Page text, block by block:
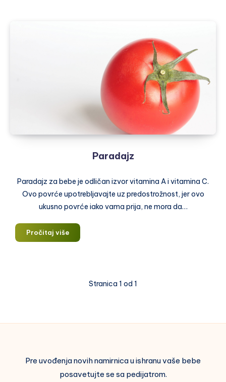
Paradajz
Paradajz za bebe je odličan izvor vitamina A i vitamina C.
Ovo povrće upotrebljavajte uz predostrožnost, jer ovo
ukusno povrće iako vama prija, ne mora da…
Pročitaj višeParadajz
Stranica 1 od 1
Pre uvođenja novih namirnica u ishranu vaše bebe
posavetujte se sa pedijatrom.